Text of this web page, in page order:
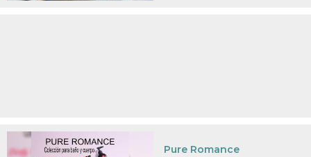
Pure Romance